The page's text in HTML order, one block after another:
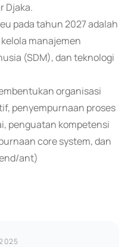
Djaka.
pada tahun 2027 adalah
manajemen
(SDM), dan teknologi
organisasi
penyempurnaan proses
penguatan kompetensi
core system, dan
ant)